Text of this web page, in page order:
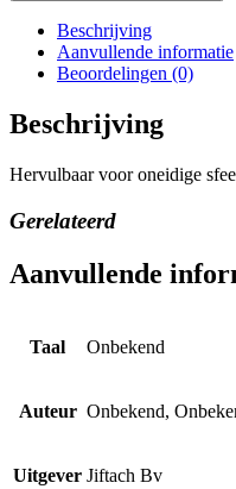
Beschrijving
Aanvullende informatie
Beoordelingen (0)
Beschrijving
Hervulbaar voor oneidige
Gerelateerd
Aanvullende
Taal Onbekend
Auteur Onbekend,
Uitgever Jiftach Bv